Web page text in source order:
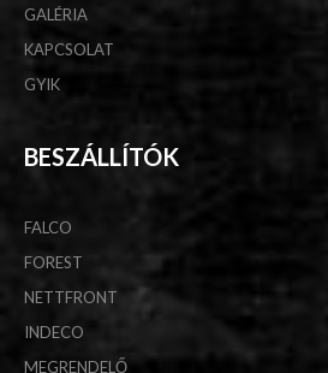
GALÉRIA
KAPCSOLAT
GYIK
BESZÁLLÍTÓK
FALCO
FOREST
NETTFRONT
INDECO
MEGRENDELŐ